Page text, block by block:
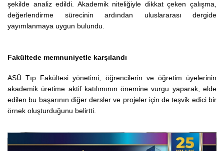
şekilde analiz edildi. Akademik niteliğiyle dikkat çeken çalışma,
değerlendirme sürecinin ardından uluslararası dergide
yayımlanmaya uygun bulundu.
Fakültede memnuniyetle karşılandı
ASÜ Tıp Fakültesi yönetimi, öğrencilerin ve öğretim üyelerinin
akademik üretime aktif katılımının önemine vurgu yaparak, elde
edilen bu başarının diğer dersler ve projeler için de teşvik edici bir
örnek oluşturduğunu belirtti.